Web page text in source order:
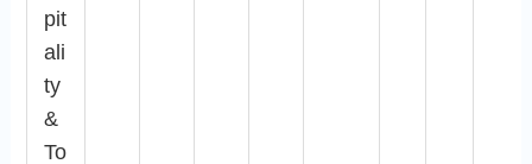
pit
ali
ty
&
To